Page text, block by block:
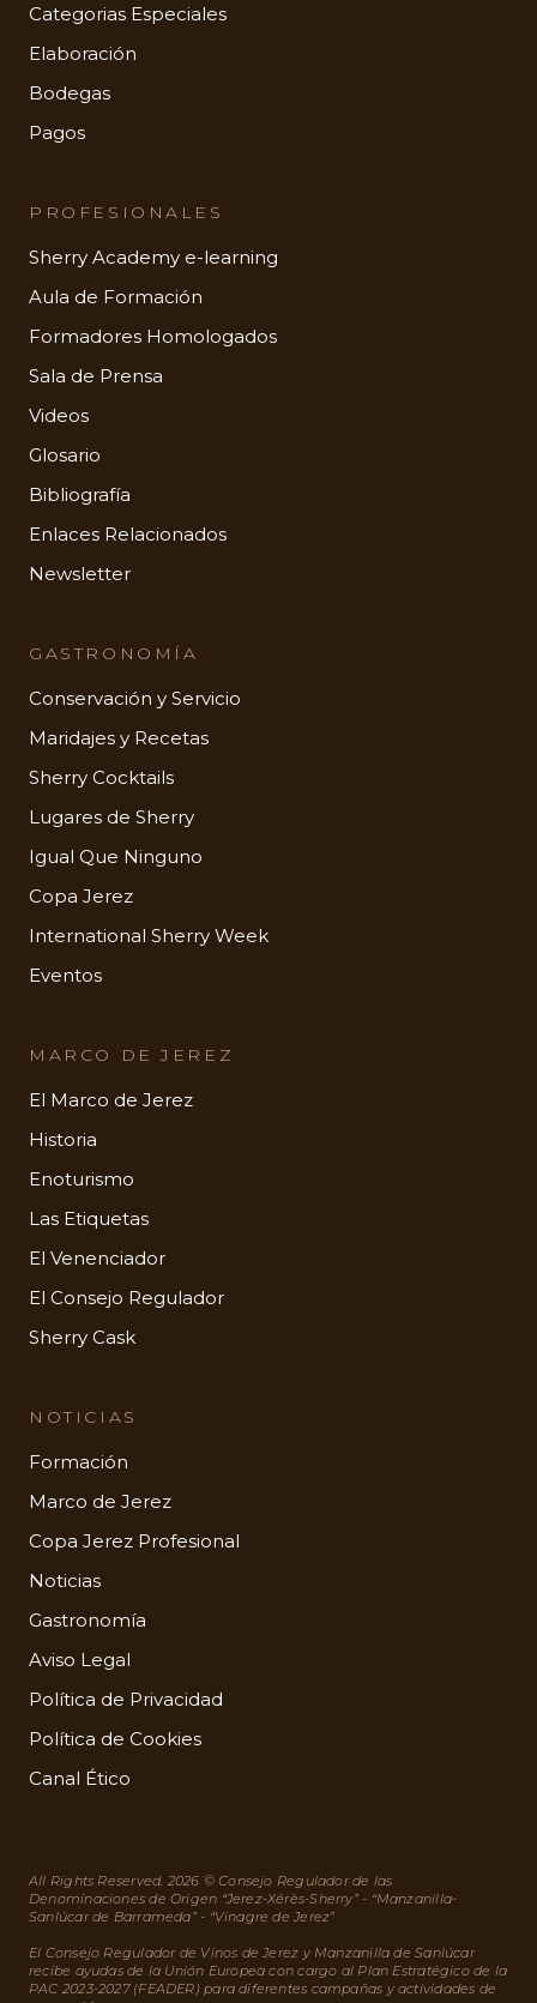
Categorias Especiales
Elaboración
Bodegas
Pagos
PROFESIONALES
Sherry Academy e-learning
Aula de Formación
Formadores Homologados
Sala de Prensa
Videos
Glosario
Bibliografía
Enlaces Relacionados
Newsletter
GASTRONOMÍA
Conservación y Servicio
Maridajes y Recetas
Sherry Cocktails
Lugares de Sherry
Igual Que Ninguno
Copa Jerez
International Sherry Week
Eventos
MARCO DE JEREZ
El Marco de Jerez
Historia
Enoturismo
Las Etiquetas
El Venenciador
El Consejo Regulador
Sherry Cask
NOTICIAS
Formación
Marco de Jerez
Copa Jerez Profesional
Noticias
Gastronomía
Aviso Legal
Política de Privacidad
Política de Cookies
Canal Ético
All Rights Reserved. 2026 © Consejo Regulador de las
Denominaciones de Origen “Jerez-Xérès-Sherry” - “Manzanilla-
Sanlúcar de Barrameda” - “Vinagre de Jerez”
El Consejo Regulador de Vinos de Jerez y Manzanilla de Sanlúcar
recibe ayudas de la Unión Europea con cargo al Plan Estratégico de la
PAC 2023-2027 (FEADER) para diferentes campañas y actividades de